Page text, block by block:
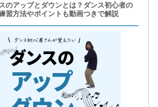
のアップとダウンとは？ダンス初心者の
習方法やポイントも動画つきで解説